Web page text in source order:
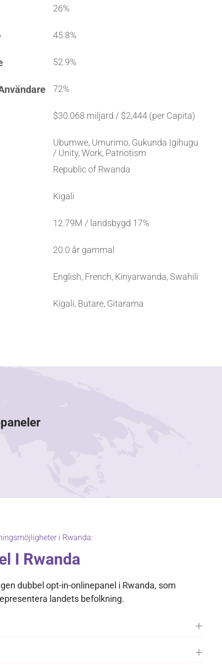
26%
45.8%
52.9%
72%
$30.068 miljard / $2,444 (per Capita)
Ubumwe, Umurimo, Gukunda Igihugu
/ Unity, Work, Patriotism
Republic of Rwanda
Kigali
12.79M / landsbygd 17%
20.0 år gammal
English, French, Kinyarwanda, Swahili
Kigali, Butare, Gitarama
i Rwanda:
I Rwanda
dubbel opt-in-onlinepanel i Rwanda, som
landets befolkning.